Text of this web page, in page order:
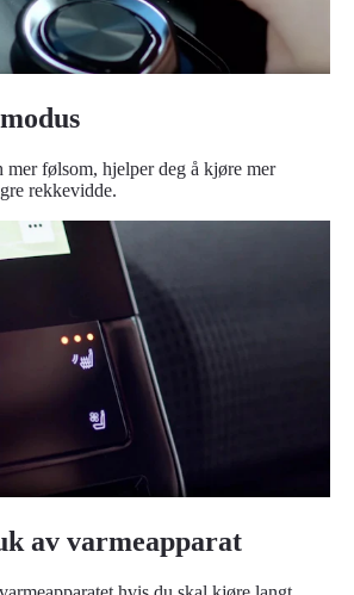
mer følsom, hjelper deg å kjøre mer
rekkevidde.
av varmeapparat